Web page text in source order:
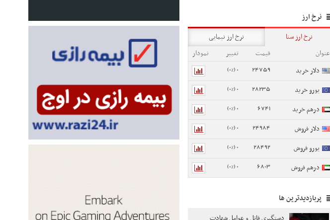
نرخ ارز
نرخ ارز سنا
نرخ ارز نیمایی
عنوان
قیمت تغییر
نمودار
دلار خرید
24759
0 (0%)
یورو خرید 28235
0 (0%)
درهم خرید 6741
0 (0%)
دلار فروش 24984
0 (0%)
یورو فروش 28492
0 (0%)
درهم فروش 6803
0 (0%)
پربازدیدترین ها